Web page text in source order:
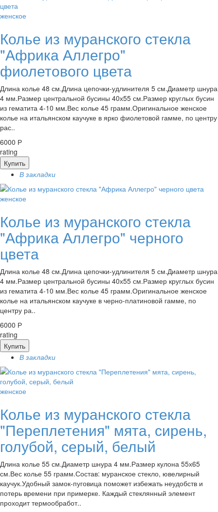
женское
Колье из муранского стекла
"Африка Аллегро"
фиолетового цвета
Длина колье 48 см.Длина цепочки-удлинителя 5 см.Диаметр шнура
4 мм.Размер центральной бусины 40х55 см.Размер круглых бусин
из гематита 4-10 мм.Вес колье 45 грамм.Оригинальное женское
колье на итальянском каучуке в ярко фиолетовой гамме, по центру
рас..
6000 Р
rating
Купить
В закладки
женское
Колье из муранского стекла
"Африка Аллегро" черного
цвета
Длина колье 48 см.Длина цепочки-удлинителя 5 см.Диаметр шнура
4 мм.Размер центральной бусины 40х55 см.Размер круглых бусин
из гематита 4-10 мм.Вес колье 45 грамм.Оригинальное женское
колье на итальянском каучуке в черно-платиновой гамме, по
центру ра..
6000 Р
rating
Купить
В закладки
женское
Колье из муранского стекла
"Переплетения" мята, сирень,
голубой, серый, белый
Длина колье 55 см.Диаметр шнура 4 мм.Размер кулона 55х65
см.Вес колье 55 грамм.Состав: муранское стекло, ювелирный
каучук.Удобный замок-пуговица поможет избежать неудобств и
потерь времени при примерке. Каждый стеклянный элемент
проходит термообработ..